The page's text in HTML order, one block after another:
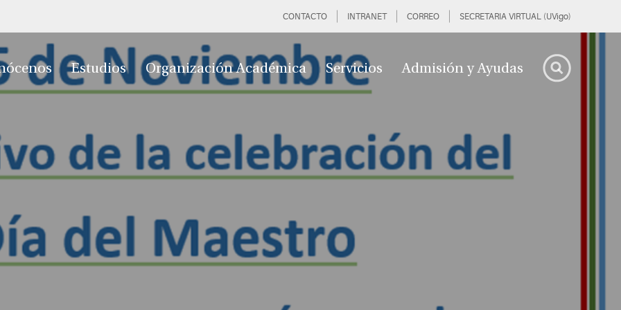
CONTACTO INTRANET CORREO SECRETARIA VIRTUAL (UVigo)
Estudios Organización Académica Servicios Admisión y Ayudas